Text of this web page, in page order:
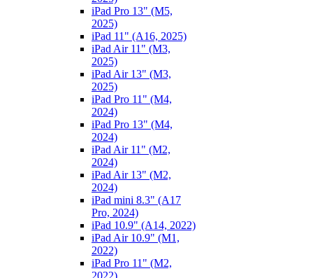
iPad Pro 13" (M5,
2025)
iPad 11" (A16, 2025)
iPad Air 11" (M3,
2025)
iPad Air 13" (M3,
2025)
iPad Pro 11" (M4,
2024)
iPad Pro 13" (M4,
2024)
iPad Air 11" (M2,
2024)
iPad Air 13" (M2,
2024)
iPad mini 8.3" (A17
Pro, 2024)
iPad 10.9" (A14, 2022)
iPad Air 10.9" (M1,
2022)
iPad Pro 11" (M2,
2022)